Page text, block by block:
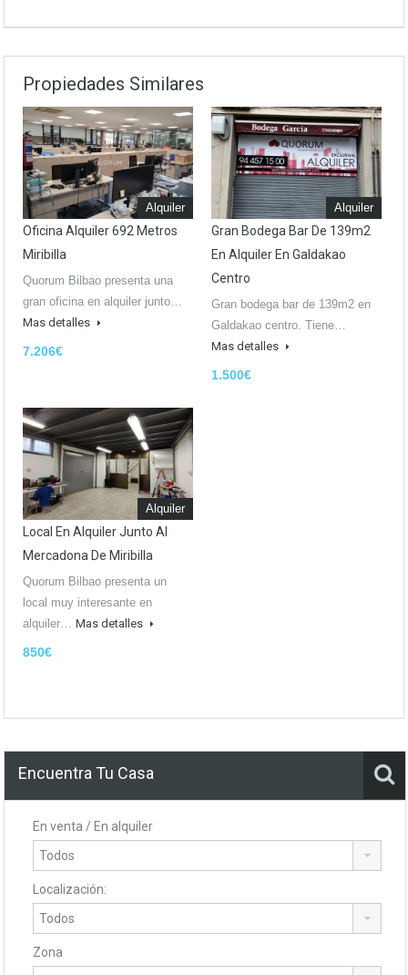
Propiedades Similares
Alquiler
Oficina Alquiler 692 Metros
Miribilla
Quorum Bilbao presenta una
gran oficina en alquiler junto…
Mas detalles
7.206€
Alquiler
Gran Bodega Bar De 139m2
En Alquiler En Galdakao
Centro
Gran bodega bar de 139m2 en
Galdakao centro. Tiene…
Mas detalles
1.500€
Alquiler
Local En Alquiler Junto Al
Mercadona De Miribilla
Quorum Bilbao presenta un
local muy interesante en
alquiler… Mas detalles
850€
Encuentra Tu Casa
En venta / En alquiler
Localización:
Zona